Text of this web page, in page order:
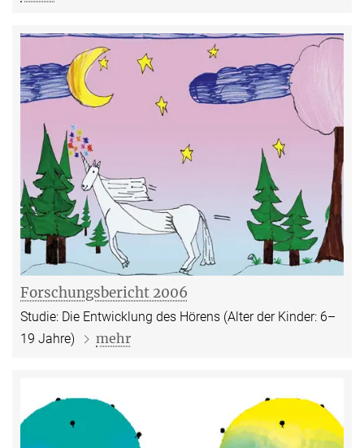
Forschungsbericht 2006
Studie: Die Entwicklung des Hörens (Alter der Kinder: 6–
19 Jahre)
mehr